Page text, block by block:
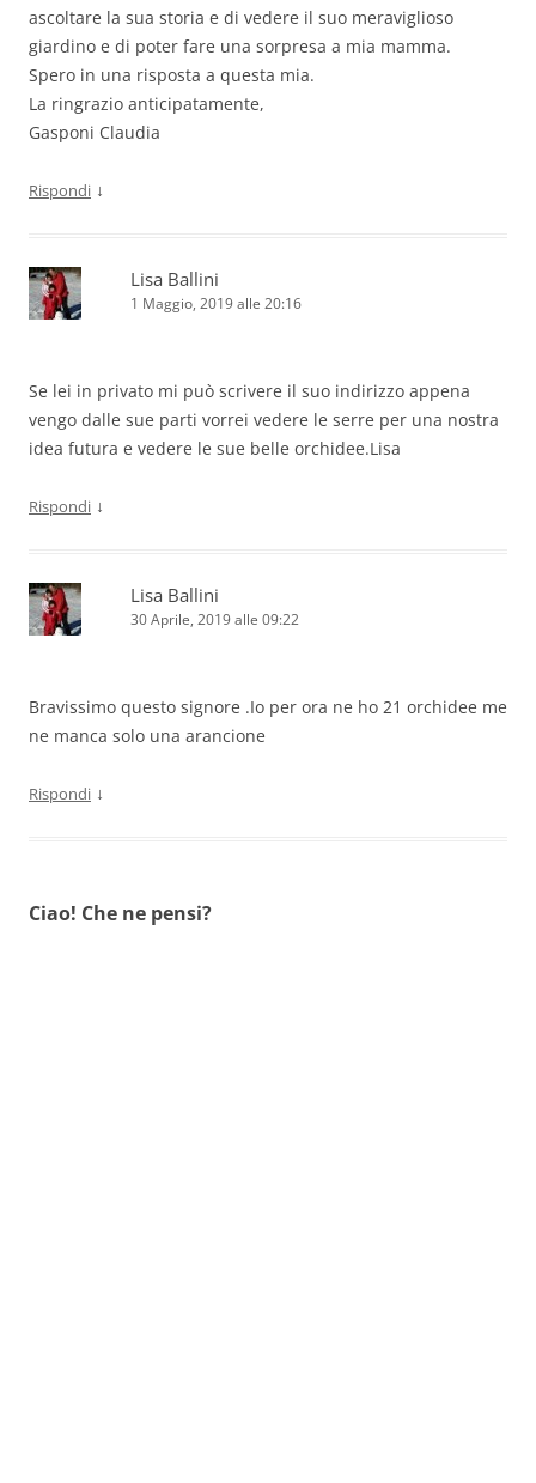
ascoltare la sua storia e di vedere il suo meraviglioso
giardino e di poter fare una sorpresa a mia mamma.
Spero in una risposta a questa mia.
La ringrazio anticipatamente,
Gasponi Claudia
Rispondi ↓
Lisa Ballini
1 Maggio, 2019 alle 20:16
Se lei in privato mi può scrivere il suo indirizzo appena
vengo dalle sue parti vorrei vedere le serre per una nostra
idea futura e vedere le sue belle orchidee.Lisa
Rispondi ↓
Lisa Ballini
30 Aprile, 2019 alle 09:22
Bravissimo questo signore .Io per ora ne ho 21 orchidee me
ne manca solo una arancione
Rispondi ↓
Ciao! Che ne pensi?